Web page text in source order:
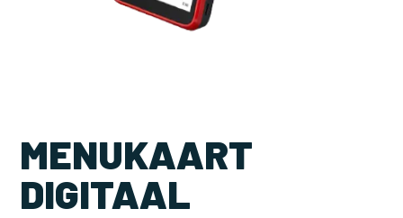
MENUKAART
DIGITAAL